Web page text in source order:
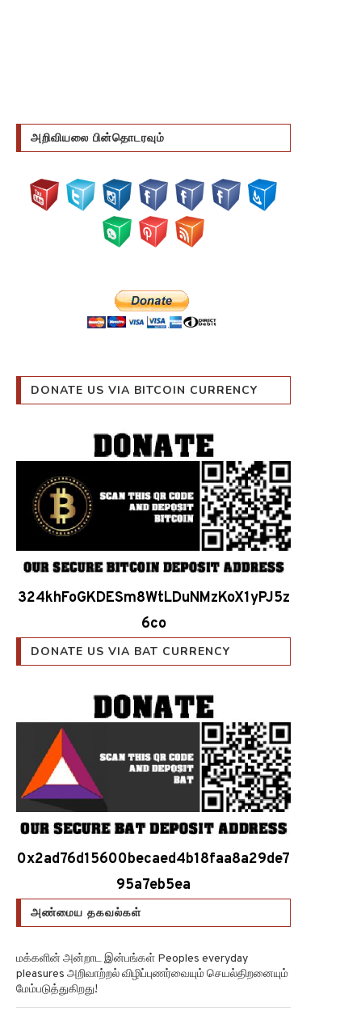
அறிவியலை பின்தொடரவும்
DONATE US VIA BITCOIN CURRENCY
324khFoGKDESm8WtLDuNMzKoX1yPJ5z
6co
DONATE US VIA BAT CURRENCY
0x2ad76d15600becaed4b18faa8a29de7
95a7eb5ea
அண்மைய தகவல்கள்
மக்களின் அன்றாட இன்பங்கள் Peoples everyday
pleasures அறிவாற்றல் விழிப்புணர்வையும் செயல்திறனையும்
மேம்படுத்துகிறது!